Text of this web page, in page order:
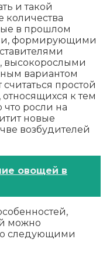
и такой
количества
в прошлом
формирующими
высокорослыми
вариантом
простой
к тем
что росли на
новые
возбудителей
овощей в
можно
следующими